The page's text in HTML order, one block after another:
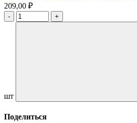
209,00 ₽
шт
Поделиться